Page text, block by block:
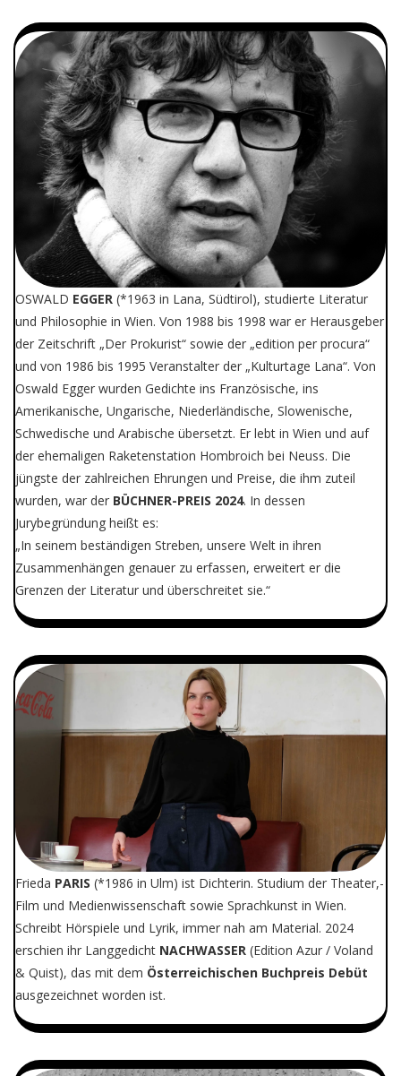
OSWALD EGGER (*1963 in Lana, Südtirol), studierte Literatur
und Philosophie in Wien. Von 1988 bis 1998 war er Herausgeber
der Zeitschrift „Der Prokurist“ sowie der „edition per procura“
und von 1986 bis 1995 Veranstalter der „Kulturtage Lana“. Von
Oswald Egger wurden Gedichte ins Französische, ins
Amerikanische, Ungarische, Niederländische, Slowenische,
Schwedische und Arabische übersetzt. Er lebt in Wien und auf
der ehemaligen Raketenstation Hombroich bei Neuss. Die
jüngste der zahlreichen Ehrungen und Preise, die ihm zuteil
wurden, war der BÜCHNER-PREIS 2024. In dessen
Jurybegründung heißt es:
„In seinem beständigen Streben, unsere Welt in ihren
Zusammenhängen genauer zu erfassen, erweitert er die
Grenzen der Literatur und überschreitet sie.“
Frieda PARIS (*1986 in Ulm) ist Dichterin. Studium der Theater,-
Film und Medienwissenschaft sowie Sprachkunst in Wien.
Schreibt Hörspiele und Lyrik, immer nah am Material. 2024
erschien ihr Langgedicht NACHWASSER (Edition Azur / Voland
& Quist), das mit dem Österreichischen Buchpreis Debüt
ausgezeichnet worden ist.